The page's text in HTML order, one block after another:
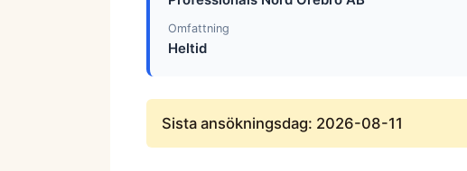
Omfattning
Heltid
Sista ansökningsdag: 2026-08-11